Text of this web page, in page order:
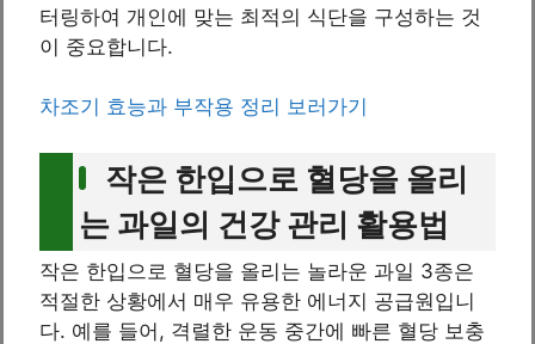
터링하여 개인에 맞는 최적의 식단을 구성하는 것
이 중요합니다.
차조기 효능과 부작용 정리 보러가기
작은 한입으로 혈당을 올리
는 과일의 건강 관리 활용법
작은 한입으로 혈당을 올리는 놀라운 과일 3종은
적절한 상황에서 매우 유용한 에너지 공급원입니
다. 예를 들어, 격렬한 운동 중간에 빠른 혈당 보충